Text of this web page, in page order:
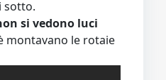
sotto.
si vedono luci
montavano le rotaie